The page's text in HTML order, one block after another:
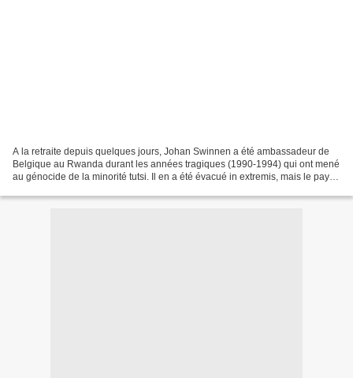
A la retraite depuis quelques jours, Johan Swinnen a été ambassadeur de
Belgique au Rwanda durant les années tragiques (1990-1994) qui ont mené
au génocide de la minorité tutsi. Il en a été évacué in extremis, mais le pays